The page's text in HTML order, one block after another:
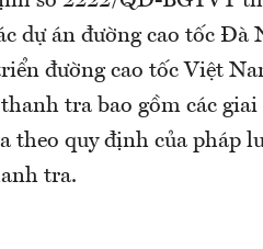
dự án đường cao tốc Đà
đường cao tốc Việt
tra bao gồm các
theo quy định của pháp
tra.